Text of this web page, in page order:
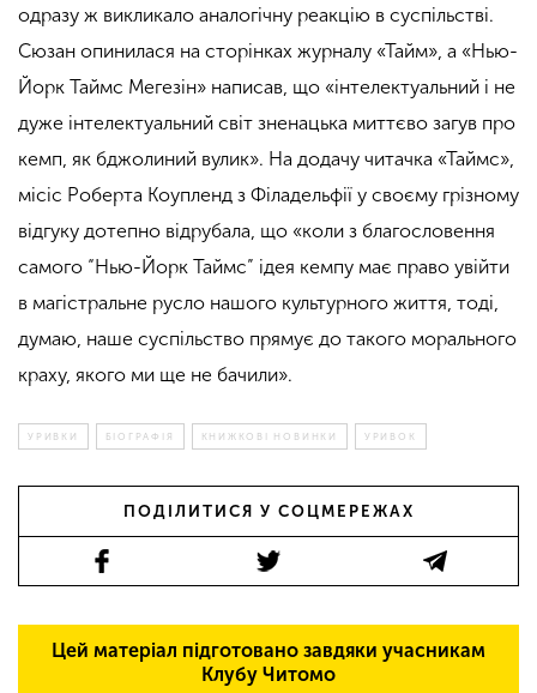
одразу ж викликало аналогічну реакцію в суспільстві.
Сюзан опинилася на сторінках журналу «Тайм», а «Нью-
Йорк Таймс Мегезін» написав, що «інтелектуальний і не
дуже інтелектуальний світ зненацька миттєво загув про
кемп, як бджолиний вулик». На додачу читачка «Таймс»,
місіс Роберта Коупленд з Філадельфії у своєму грізному
відгуку дотепно відрубала, що «коли з благословення
самого “Нью-Йорк Таймс” ідея кемпу має право увійти
в магістральне русло нашого культурного життя, тоді,
думаю, наше суспільство прямує до такого морального
краху, якого ми ще не бачили».
УРИВКИ БІОГРАФІЯ КНИЖКОВІ НОВИНКИ УРИВОК
ПОДІЛИТИСЯ У СОЦМЕРЕЖАХ
Цей матеріал підготовано завдяки учасникам
Клубу Читомо